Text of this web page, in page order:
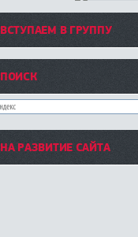
ВСТУПАЕМ В ГРУППУ
ПОИСК
НА РАЗВИТИЕ САЙТА